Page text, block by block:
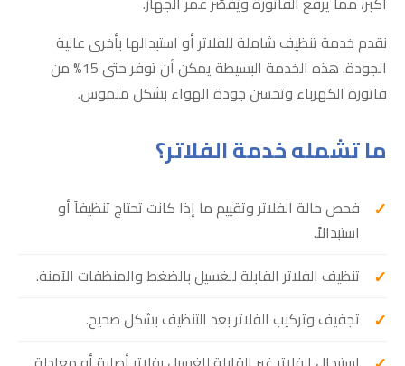
نقدم خدمة تنظيف شاملة للفلاتر أو استبدالها بأخرى عالية
الجودة. هذه الخدمة البسيطة يمكن أن توفر حتى 15% من
فاتورة الكهرباء وتحسن جودة الهواء بشكل ملموس.
ما تشمله خدمة الفلاتر؟
فحص حالة الفلاتر وتقييم ما إذا كانت تحتاج تنظيفاً أو
استبدالاً.
تنظيف الفلاتر القابلة للغسيل بالضغط والمنظفات الآمنة.
تجفيف وتركيب الفلاتر بعد التنظيف بشكل صحيح.